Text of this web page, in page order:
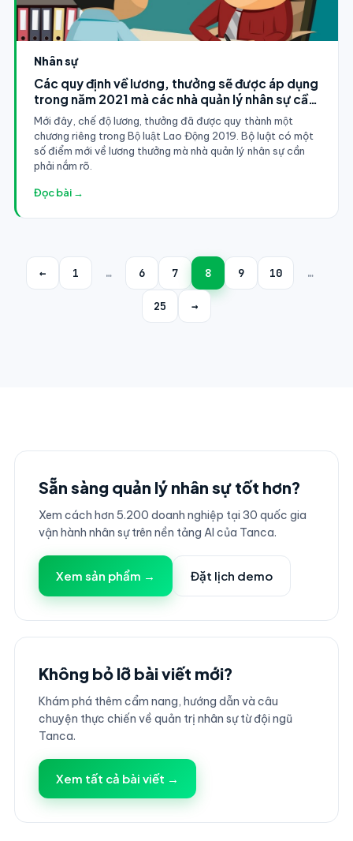
Nhân sự
Các quy định về lương, thưởng sẽ được áp dụng
trong năm 2021 mà các nhà quản lý nhân sự cần
cập nhật
Mới đây, chế độ lương, thưởng đã được quy thành một
chương riêng trong Bộ luật Lao Động 2019. Bộ luật có một
số điểm mới về lương thưởng mà nhà quản lý nhân sự cần
phải nắm rõ.
Đọc bài →
← 1 … 6 7 8 9 10 …
25 →
Sẵn sàng quản lý nhân sự tốt hơn?
Xem cách hơn 5.200 doanh nghiệp tại 30 quốc gia
vận hành nhân sự trên nền tảng AI của Tanca.
Xem sản phẩm → Đặt lịch demo
Không bỏ lỡ bài viết mới?
Khám phá thêm cẩm nang, hướng dẫn và câu
chuyện thực chiến về quản trị nhân sự từ đội ngũ
Tanca.
Xem tất cả bài viết →